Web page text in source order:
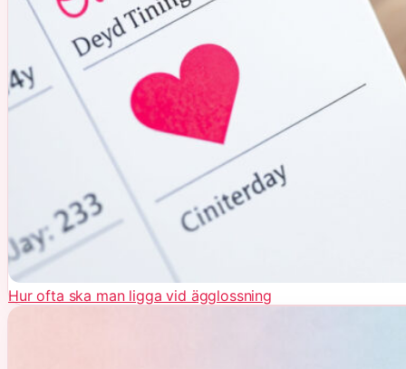
Hur ofta ska man ligga vid ägglossning